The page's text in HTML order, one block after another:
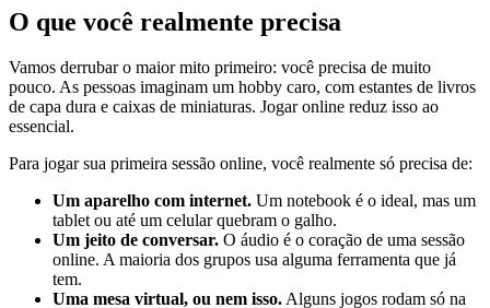
O que você realmente precisa
Vamos derrubar o maior mito primeiro: você precisa de muito
pouco. As pessoas imaginam um hobby caro, com estantes de livros
de capa dura e caixas de miniaturas. Jogar online reduz isso ao
essencial.
Para jogar sua primeira sessão online, você realmente só precisa de:
Um aparelho com internet. Um notebook é o ideal, mas um
tablet ou até um celular quebram o galho.
Um jeito de conversar. O áudio é o coração de uma sessão
online. A maioria dos grupos usa alguma ferramenta que já
tem.
Uma mesa virtual, ou nem isso.Alguns jogos rodam só na